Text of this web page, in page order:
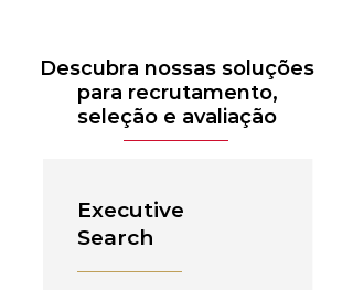
Descubra nossas soluções
para recrutamento,
seleção e avaliação
Executive
Search